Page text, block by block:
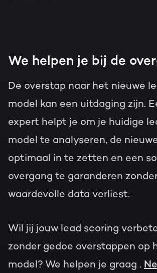
We helpen je bij de
De overstap naar het nieuwe
model kan een uitdaging zijn.
expert helpt je om je huidige
model te analyseren, de
optimaal in te zetten en een
overgang te garanderen
waardevolle data verliest.
Wil jij jouw lead scoring
zonder gedoe overstappen op
model? We helpen je graag .